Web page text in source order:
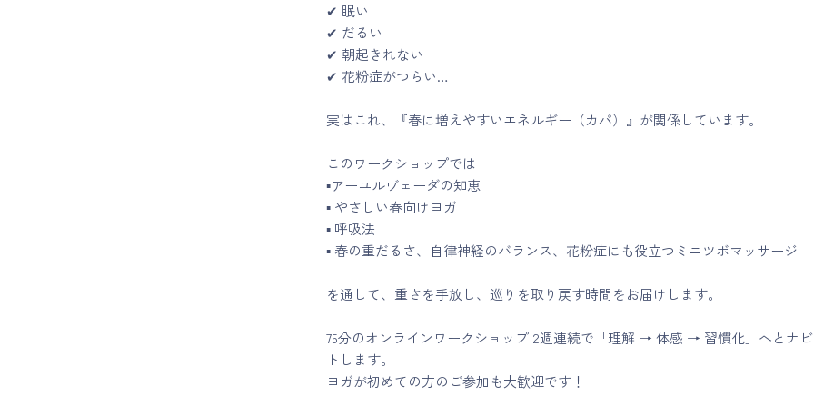
✔ 眠い
✔ だるい
✔ 朝起きれない
✔ 花粉症がつらい…
実はこれ、『春に増えやすいエネルギー（カパ）』が関係しています。
このワークショップでは
▪アーユルヴェーダの知恵
▪ やさしい春向けヨガ
▪ 呼吸法
▪ 春の重だるさ、自律神経のバランス、花粉症にも役立つミニツボマッサージ
を通して、重さを手放し、巡りを取り戻す時間をお届けします。
75分のオンラインワークショップ 2週連続で「理解 → 体感 → 習慣化」へとナ
トします。
ヨガが初めての方のご参加も大歓迎です！